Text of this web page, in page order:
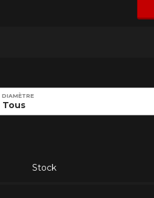
DIAMÈTRE
Stock